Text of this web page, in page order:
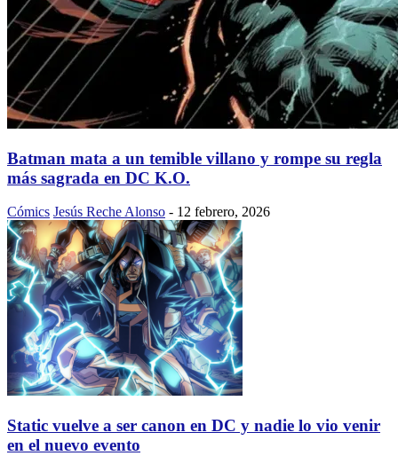
Batman mata a un temible villano y rompe su regla
más sagrada en DC K.O.
Cómics Jesús Reche Alonso - 12 febrero, 2026
Static vuelve a ser canon en DC y nadie lo vio venir
en el nuevo evento